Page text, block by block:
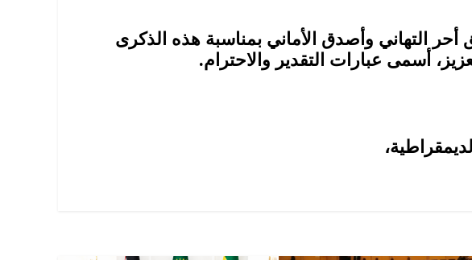
التهاني وأصدق الأماني بمناسبة هذه الذكرى
أسمى عبارات التقدير والاحترام.